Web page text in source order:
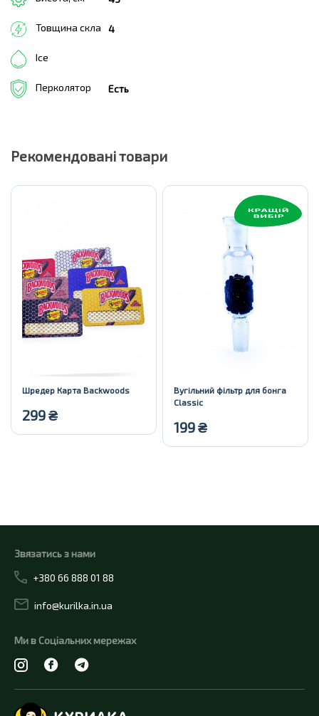
Товщина скла 4
Ice
Перколятор Есть
Рекомендовані товари
Шредер Карта Backwoods
299₴
Вугільний фільтр для бонга
Classic
199₴
Звязатись з нами
+380 66 888 01 88
info@kurilka.in.ua
Ми в Соціальних мережах